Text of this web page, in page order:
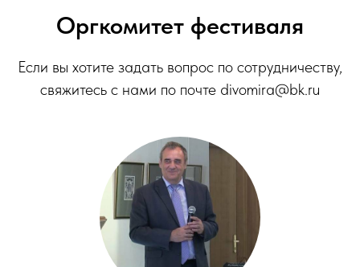
Оргкомитет фестиваля
Если вы хотите задать вопрос по сотрудничеству,
свяжитесь с нами по почте divomira@bk.ru